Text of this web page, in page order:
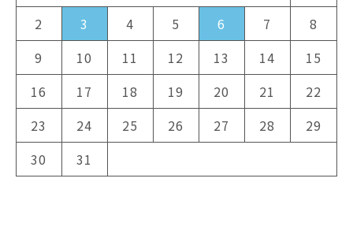
2
3 4 5 6 7
8
9
10 11 12 13 14
15
16
17 18 19 20 21
22
23
24 25 26 27 28
29
30
31